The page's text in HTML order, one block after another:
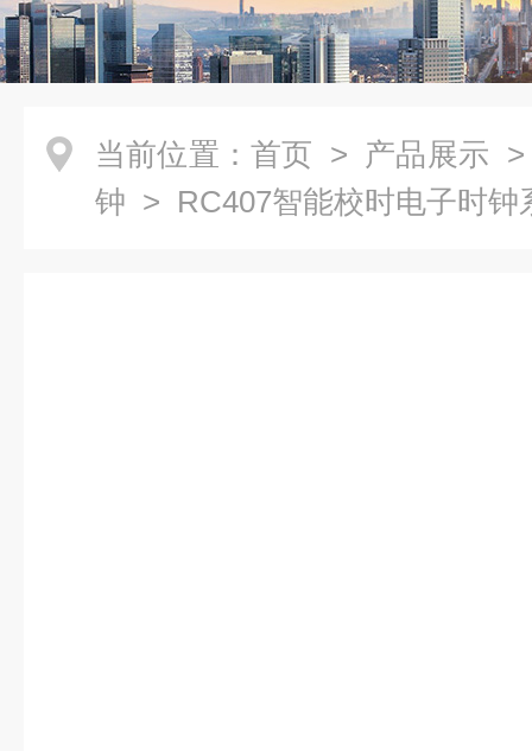
当前位置： 首页 > 产品展示
钟 > RC407智能校时电子时钟